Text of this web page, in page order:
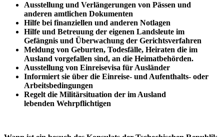
Ausstellung und Verlängerungen von Pässen und
anderen amtlichen Dokumenten
Hilfe bei finanziellen und anderen Notlagen
Hilfe und Betreuung der eigenen Landsleute im
Gefängnis und Überwachung der Gerichtsverfahren
Meldung von Geburten, Todesfälle, Heiraten die im
Ausland vorgefallen sind, an die Heimatbehörden.
Ausstellung von Einreisevisa für Ausländer
Informiert sie über die Einreise- und Aufenthalts- oder
Arbeitsbedingungen
Regelt die Militärsituation der im Ausland
lebenden Wehrpflichtigen